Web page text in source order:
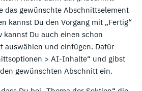
das gewünschte Abschnittselement
kannst Du den Vorgang mit „Fertig“
Du auch einen schon
auswählen und einfügen. Dafür
> AI-Inhalte“ und gibst
gewünschten Abschnitt ein.